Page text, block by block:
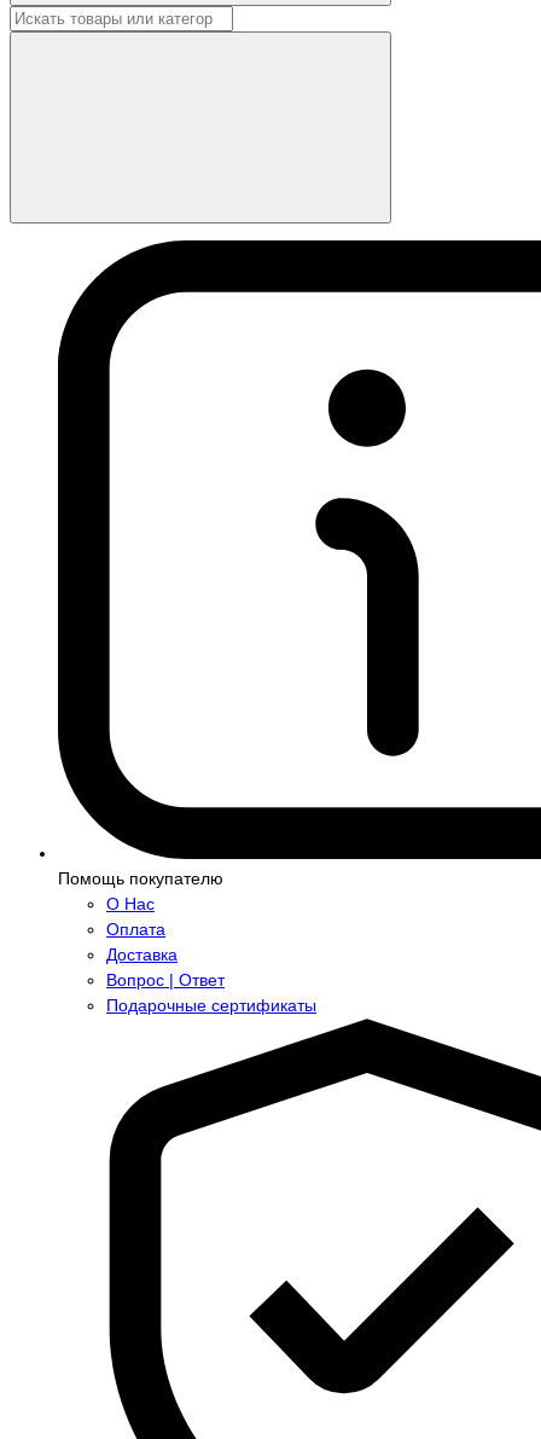
Помощь покупателю
О Нас
Оплата
Доставка
Вопрос | Ответ
Подарочные сертификаты